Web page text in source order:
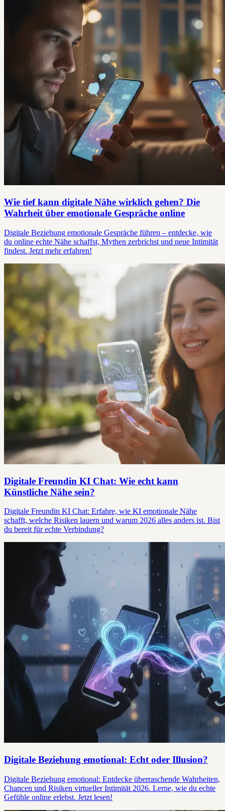
Wie tief kann digitale Nähe wirklich gehen? Die
Wahrheit über emotionale Gespräche online
Digitale Beziehung emotionale Gespräche führen – entdecke, wie
du online echte Nähe schaffst, Mythen zerbrichst und neue Intimität
findest. Jetzt mehr erfahren!
Digitale Freundin KI Chat: Wie echt kann
Künstliche Nähe sein?
Digitale Freundin KI Chat: Erfahre, wie KI emotionale Nähe
schafft, welche Risiken lauern und warum 2026 alles anders ist. Bist
du bereit für echte Verbindung?
Digitale Beziehung emotional: Echt oder Illusion?
Digitale Beziehung emotional: Entdecke überraschende Wahrheiten,
Chancen und Risiken virtueller Intimität 2026. Lerne, wie du echte
Gefühle online erlebst. Jetzt lesen!